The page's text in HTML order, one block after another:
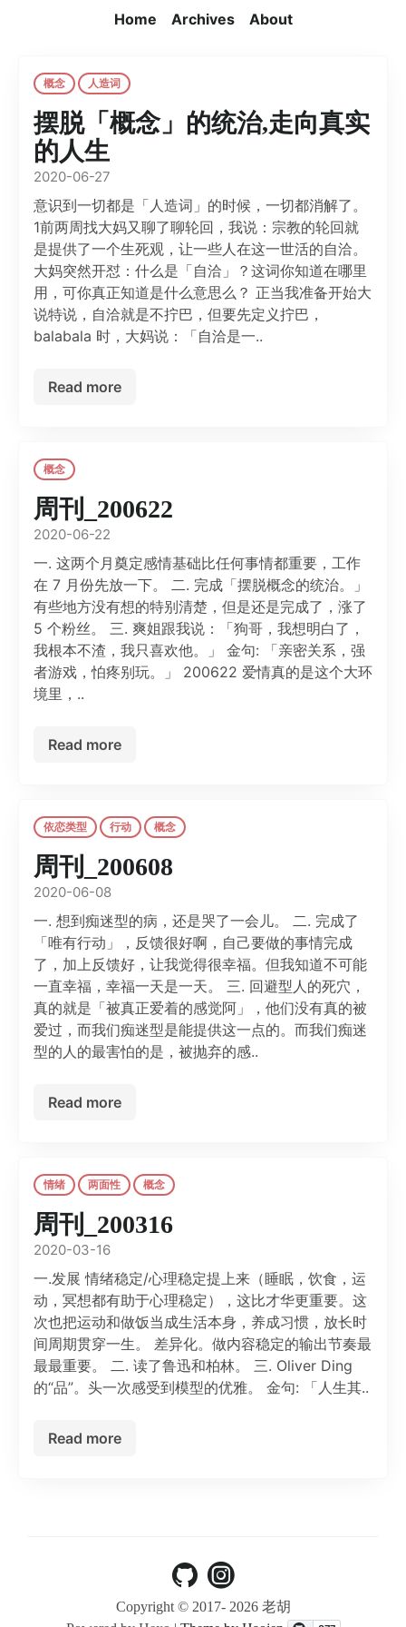
Home Archives About
概念 人造词
摆脱「概念」的统治,走向真实
的人生
2020-06-27
意识到一切都是「人造词」的时候，一切都消解了。
1前两周找大妈又聊了聊轮回，我说：宗教的轮回就
是提供了一个生死观，让一些人在这一世活的自洽。
大妈突然开怼：什么是「自洽」？这词你知道在哪里
用，可你真正知道是什么意思么？ 正当我准备开始大
说特说，自洽就是不拧巴，但要先定义拧巴，
balabala 时，大妈说：「自洽是一..
Read more
概念
周刊_200622
2020-06-22
一. 这两个月奠定感情基础比任何事情都重要，工作
在 7 月份先放一下。 二. 完成「摆脱概念的统治。」
有些地方没有想的特别清楚，但是还是完成了，涨了
5 个粉丝。 三. 爽姐跟我说：「狗哥，我想明白了，
我根本不渣，我只喜欢他。」 金句: 「亲密关系，强
者游戏，怕疼别玩。」 200622 爱情真的是这个大环
境里，..
Read more
依恋类型 行动 概念
周刊_200608
2020-06-08
一. 想到痴迷型的病，还是哭了一会儿。 二. 完成了
「唯有行动」，反馈很好啊，自己要做的事情完成
了，加上反馈好，让我觉得很幸福。但我知道不可能
一直幸福，幸福一天是一天。 三. 回避型人的死穴，
真的就是「被真正爱着的感觉阿」，他们没有真的被
爱过，而我们痴迷型是能提供这一点的。而我们痴迷
型的人的最害怕的是，被抛弃的感..
Read more
情绪 两面性 概念
周刊_200316
2020-03-16
一.发展 情绪稳定/心理稳定提上来（睡眠，饮食，运
动，冥想都有助于心理稳定），这比才华更重要。这
次也把运动和做饭当成生活本身，养成习惯，放长时
间周期贯穿一生。 差异化。做内容稳定的输出节奏最
最最重要。 二. 读了鲁迅和柏林。 三. Oliver Ding
的“品”。头一次感受到模型的优雅。 金句: 「人生其..
Read more
Copyright © 2017-2026 老胡